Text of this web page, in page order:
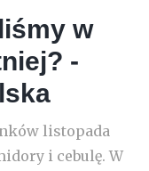
w
-
listopada
i cebulę. W